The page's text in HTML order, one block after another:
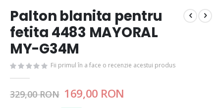
Palton blanita pentru
fetita 4483 MAYORAL
MY-G34M
Fii primul în a face o recenzie acestui produs
329,00 RON 169,00 RON